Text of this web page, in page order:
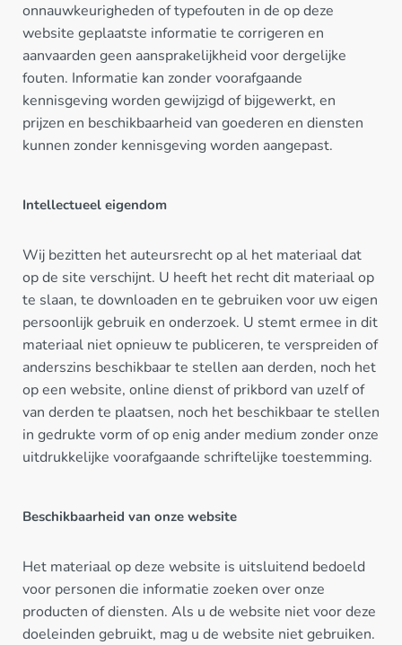
onnauwkeurigheden of typefouten in de op deze
website geplaatste informatie te corrigeren en
aanvaarden geen aansprakelijkheid voor dergelijke
fouten. Informatie kan zonder voorafgaande
kennisgeving worden gewijzigd of bijgewerkt, en
prijzen en beschikbaarheid van goederen en diensten
kunnen zonder kennisgeving worden aangepast.
Intellectueel eigendom
Wij bezitten het auteursrecht op al het materiaal dat
op de site verschijnt. U heeft het recht dit materiaal op
te slaan, te downloaden en te gebruiken voor uw eigen
persoonlijk gebruik en onderzoek. U stemt ermee in dit
materiaal niet opnieuw te publiceren, te verspreiden of
anderszins beschikbaar te stellen aan derden, noch het
op een website, online dienst of prikbord van uzelf of
van derden te plaatsen, noch het beschikbaar te stellen
in gedrukte vorm of op enig ander medium zonder onze
uitdrukkelijke voorafgaande schriftelijke toestemming.
Beschikbaarheid van onze website
Het materiaal op deze website is uitsluitend bedoeld
voor personen die informatie zoeken over onze
producten of diensten. Als u de website niet voor deze
doeleinden gebruikt, mag u de website niet gebruiken.